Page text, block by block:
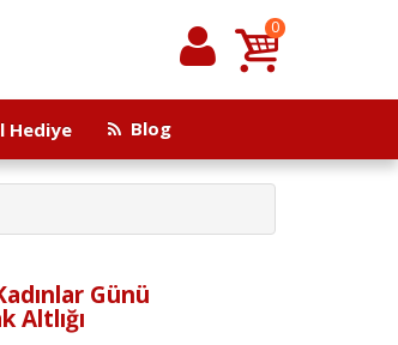
0
Hediye Blog
Günü
Altlığı